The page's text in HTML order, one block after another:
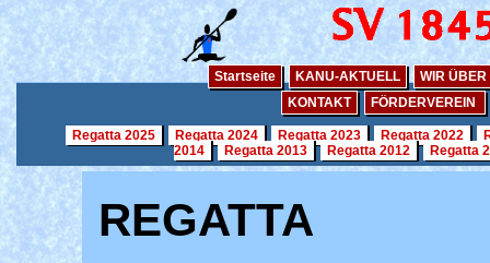
Startseite KANU-AKTUELL
WIR
KONTAKT
FÖRDERVEREIN
Regatta 2025 Regatta 2024 Regatta 2023 Regatta 2022
2014
Regatta 2013 Regatta 2012 Regatta
REGATTA